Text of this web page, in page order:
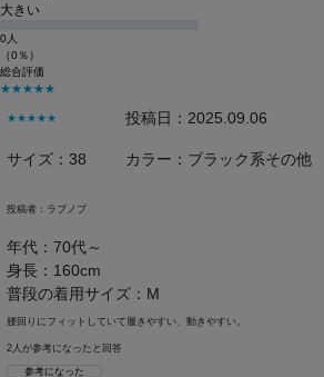
大きい
0人
（0％）
総合評価
★★★★★
★★★★★ 投稿日：2025.09.06
サイズ：38 カラー：ブラック系その他
投稿者： ラブノブ
年代：70代～
身長：160cm
普段の着用サイズ：M
腰回りにフィットしていて履きやすい、動きやすい。
2人が参考になったと回答
参考になった